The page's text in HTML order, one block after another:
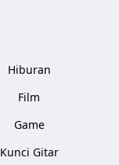
Hiburan
Film
Game
Kunci Gitar